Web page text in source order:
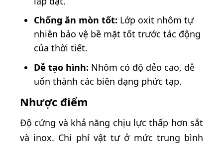
Chống ăn mòn tốt: Lớp oxit nhôm tự
nhiên bảo vệ bề mặt tốt trước tác động
của thời tiết.
Dễ tạo hình: Nhôm có độ dẻo cao, dễ
uốn thành các biên dạng phức tạp.
Nhược điểm
Độ cứng và khả năng chịu lực thấp hơn sắt
và inox. Chi phí vật tư ở mức trung bình